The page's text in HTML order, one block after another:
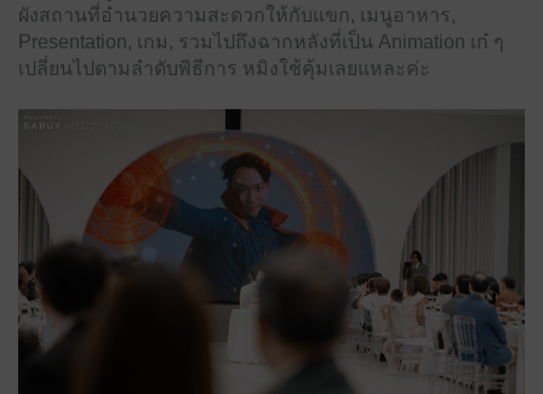
ผังสถานที่อำนวยความสะดวกให้กับแขก, เมนูอาหาร,
Presentation, เกม, รวมไปถึงฉากหลังที่เป็น Animation เก๋ ๆ
เปลี่ยนไปตามลำดับพิธีการ หมิงใช้คุ้มเลยแหละค่ะ